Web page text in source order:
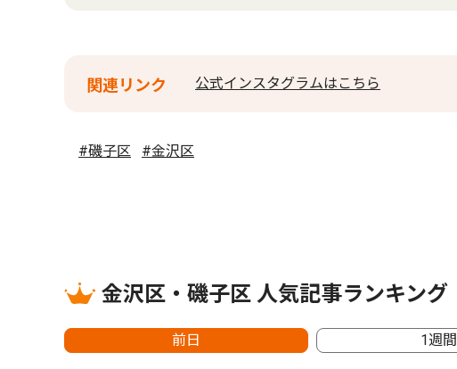
関連リンク 公式インスタグラムはこちら
#磯子区 #金沢区
金沢区・磯子区 人気記事ランキング
前日 1週間